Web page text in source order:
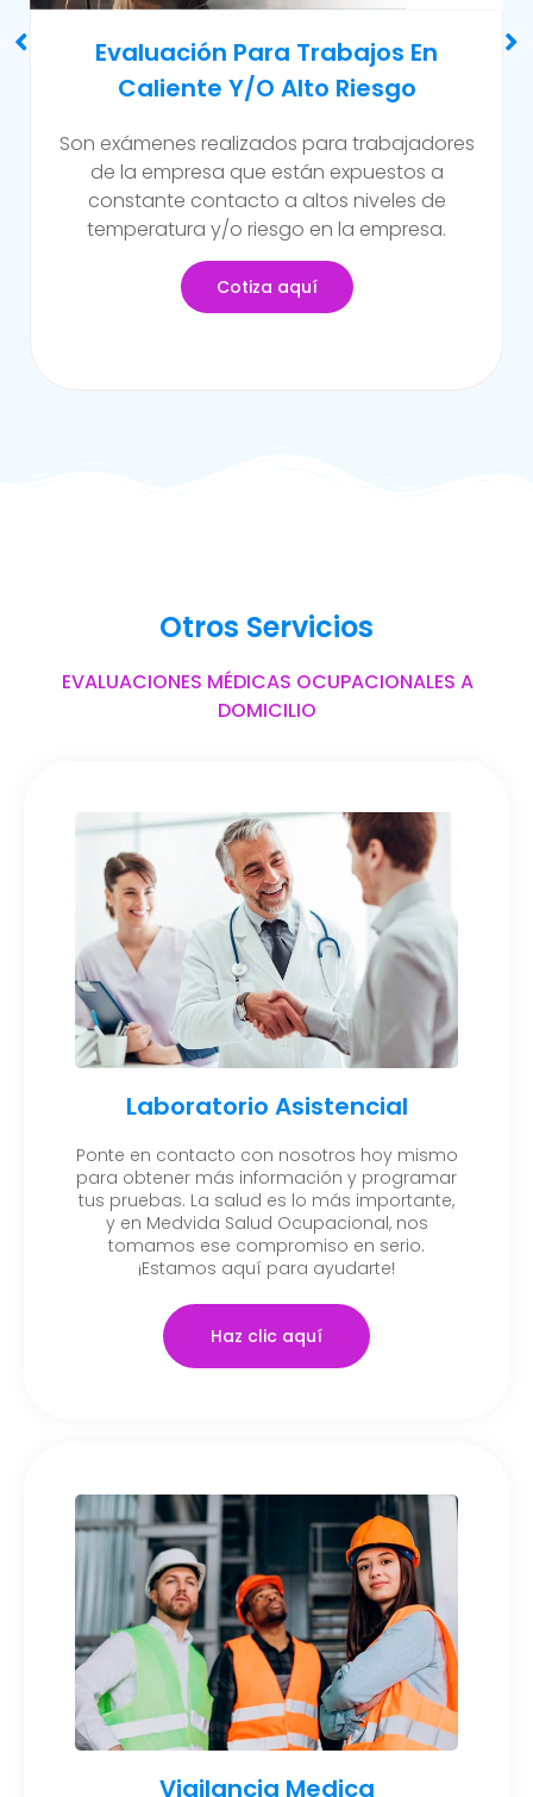
Examen Médico Ocupacional De
Reincorporación Laboral
Este examen se realiza al colaborador que se
incorpora a la organización luego de haber
sufrido alguna incapacidad temporal propia
del trabajo.
Cotiza aquí
Otros Servicios
EVALUACIONES MÉDICAS OCUPACIONALES A
DOMICILIO
Laboratorio Asistencial
Ponte en contacto con nosotros hoy mismo
para obtener más información y programar
tus pruebas. La salud es lo más importante,
y en Medvida Salud Ocupacional, nos
tomamos ese compromiso en serio.
¡Estamos aquí para ayudarte!
Haz clic aquí
Vigilancia Medica